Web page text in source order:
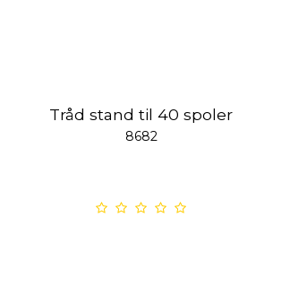
Tråd stand til 40 spoler
8682